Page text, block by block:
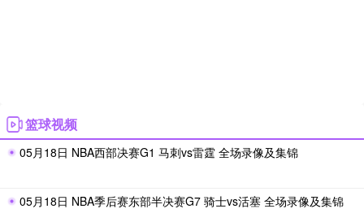
篮球视频
05月18日 NBA西部决赛G1 马刺vs雷霆 全场录像及集锦
05月18日 NBA季后赛东部半决赛G7 骑士vs活塞 全场录像及集锦